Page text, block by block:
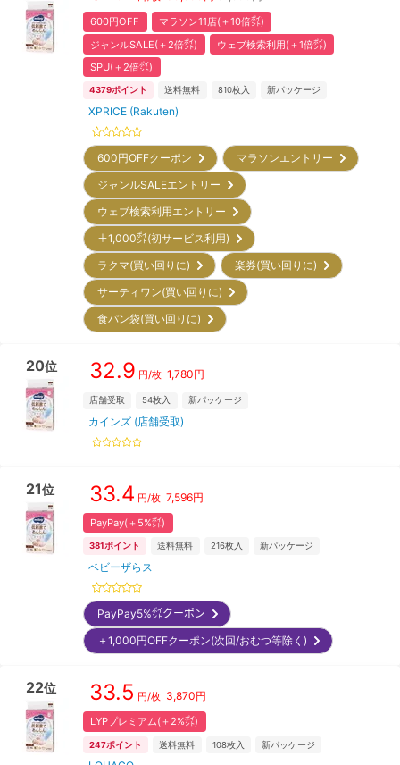
600円OFF
マラソン11店(＋10倍㌽)
ジャンルSALE(＋2倍㌽)
ウェブ検索利用(＋1倍㌽)
SPU(＋2倍㌽)
4379ポイント 送料無料 810枚入 新パッケージ
XPRICE (Rakuten)
600円OFFクーポン
マラソンエントリー
ジャンルSALEエントリー
ウェブ検索利用エントリー
＋1,000㌽(初サービス利用)
ラクマ(買い回りに)
楽券(買い回りに)
サーティワン(買い回りに)
食パン袋(買い回りに)
20位 32.9 円/枚 1,780円
店舗受取 54枚入 新パッケージ
カインズ (店舗受取)
21位 33.4 円/枚 7,596円
PayPay(＋5%㌽)
381ポイント 送料無料 216枚入 新パッケージ
ベビーザらス
PayPay5%㌽クーポン
＋1,000円OFFクーポン(次回/おむつ等除く)
22位 33.5 円/枚 3,870円
LYPプレミアム(＋2%㌽)
247ポイント 送料無料 108枚入 新パッケージ